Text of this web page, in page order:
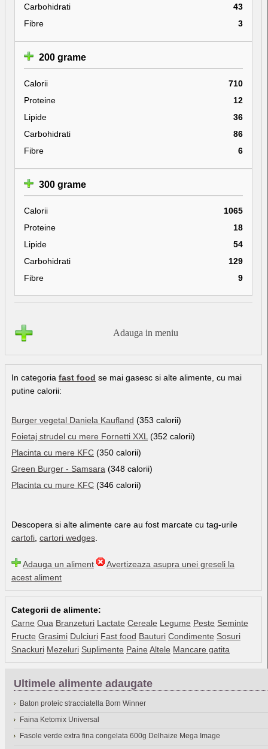
Carbohidrati
43
Fibre
3
200 grame
Calorii
710
Proteine
12
Lipide
36
Carbohidrati
86
Fibre
6
300 grame
Calorii
1065
Proteine
18
Lipide
54
Carbohidrati
129
Fibre
9
Adauga in meniu
In categoria fast food se mai gasesc si alte alimente, cu mai
putine calorii:
Burger vegetal Daniela Kaufland (353 calorii)
Foietaj strudel cu mere Fornetti XXL (352 calorii)
Placinta cu mere KFC (350 calorii)
Green Burger - Samsara (348 calorii)
Placinta cu mure KFC (346 calorii)
Descopera si alte alimente care au fost marcate cu tag-urile
cartofi cartori wedges
Adauga un aliment
Avertizeaza asupra unei greseli la
acest aliment
Categorii de alimente:
Carne Oua Branzeturi Lactate Cereale Legume Peste Seminte
Fructe Grasimi Dulciuri Fast food Bauturi Condimente Sosuri
Snackuri Mezeluri Suplimente Paine Altele Mancare gatita
Ultimele alimente adaugate
Baton proteic stracciatella Born Winner
Faina Ketomix Universal
Fasole verde extra fina congelata 600g Delhaize Mega Image